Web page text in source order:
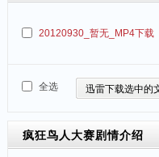
20120930_暂无_MP4下载
全选 迅雷下载选中的
疯狂鸟人大赛剧情介绍